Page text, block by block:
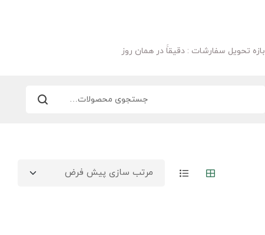
بازه تحویل سفارشات : دقیقاََ در همان روز